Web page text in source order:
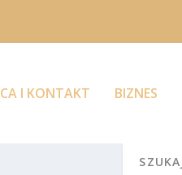
I KONTAKT BIZNES